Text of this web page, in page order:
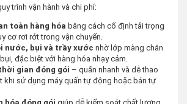
trình vận hành và chi phí:
toàn hàng hóa bằng cách cố định tải trọng
cơ rơi rớt trong vận chuyển.
nước, bụi và trầy xước nhờ lớp màng chắn
đặc biệt với hàng hóa nhạy cảm.
gian đóng gói – quấn nhanh và dễ thao
khi sử dụng máy quấn tự động hoặc bán tự